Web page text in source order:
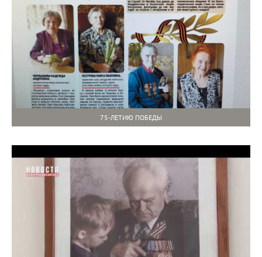
75-ЛЕТИЮ ПОБЕДЫ